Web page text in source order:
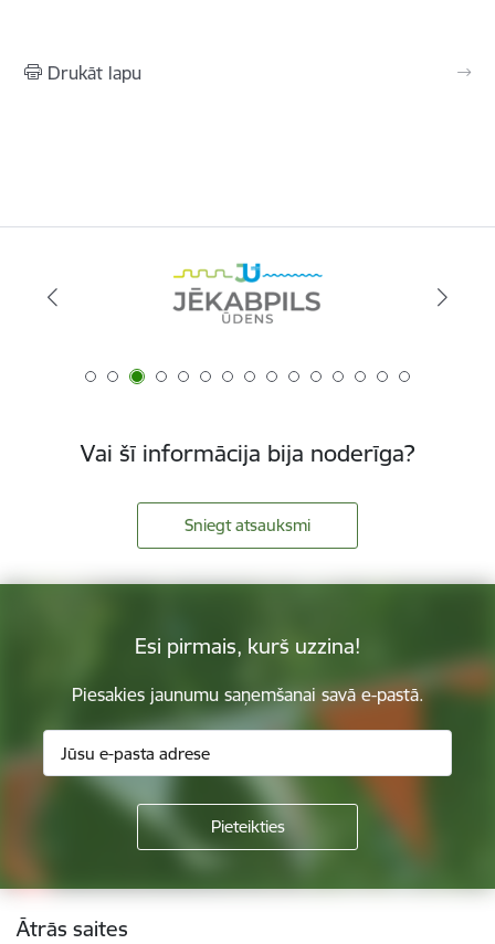
Drukāt lapu
Vai šī informācija bija noderīga?
Sniegt atsauksmi
Esi pirmais, kurš uzzina!
Piesakies jaunumu saņemšanai savā e-pastā.
Kājene
Ātrās saites